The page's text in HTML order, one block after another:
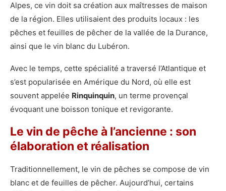
Alpes, ce vin doit sa création aux maîtresses de maison
de la région. Elles utilisaient des produits locaux : les
pêches et feuilles de pêcher de la vallée de la Durance,
ainsi que le vin blanc du Lubéron.
Avec le temps, cette spécialité a traversé l’Atlantique et
s’est popularisée en Amérique du Nord, où elle est
souvent appelée Rinquinquin, un terme provençal
évoquant une boisson tonique et revigorante.
Le vin de pêche à l’ancienne : son
élaboration et réalisation
Traditionnellement, le vin de pêches se compose de vin
blanc et de feuilles de pêcher. Aujourd’hui, certains